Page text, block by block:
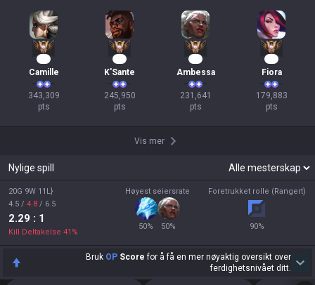
Camille
343,309
pts
K'Sante
245,950
pts
Ambessa
231,641
pts
Fiora
179,883
pts
Vis mer
Nylige spill
20G 9W 11L}
4.5 / 4.8 / 6.5
2.29 : 1
Kill Deltakelse 41 %
Høyest seiersrate
50% 50%
Foretrukket rolle (Rangert)
90%
Bruk OP Score for å få en mer nøyaktig oversikt over
ferdighetsnivået ditt.